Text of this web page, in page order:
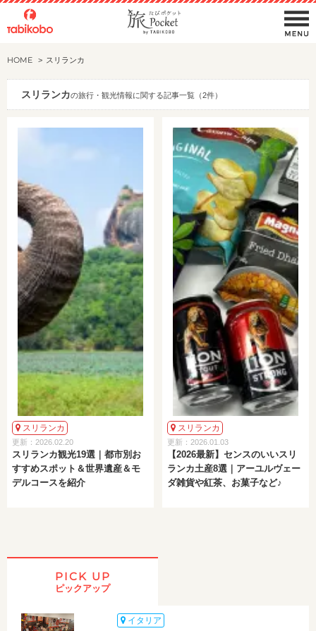
HOME スリランカ
スリランカの旅行・観光情報に関する記事一覧（2件）
スリランカ
更新：2026.02.20
スリランカ観光19選｜都市別お
すすめスポット＆世界遺産＆モ
デルコースを紹介
スリランカ
更新：2026.01.03
【2026最新】センスのいいスリ
ランカ土産8選｜アーユルヴェー
ダ雑貨や紅茶、お菓子など♪
PICK UP
ピックアップ
イタリア